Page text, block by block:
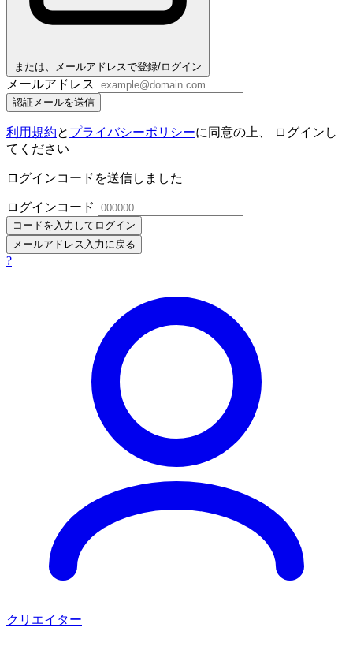
または、メールアドレスで登録/ログイン
メールアドレス
認証メールを送信
利用規約と プライバシーポリシーに同意の上、 ログインし
てください
ログインコードを送信しました
ログインコード
コードを入力してログイン
メールアドレス入力に戻る
?
クリエイター